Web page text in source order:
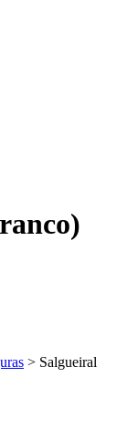
> Salgueiral